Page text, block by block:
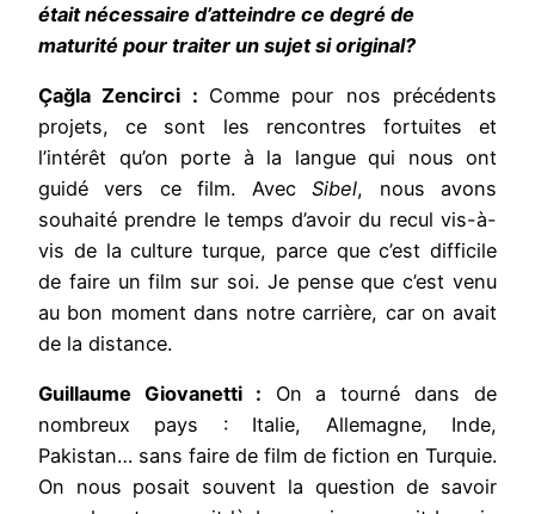
était nécessaire d’atteindre ce degré de
maturité pour traiter un sujet si original?
Çağla Zencirci : Comme pour nos précédents
projets, ce sont les rencontres fortuites et
l’intérêt qu’on porte à la langue qui nous ont
guidé vers ce film. AvecSibel, nous avons
souhaité prendre le temps d’avoir du recul vis-à-
vis de la culture turque, parce que c’est difficile
de faire un film sur soi. Je pense que c’est venu
au bon moment dans notre carrière, car on avait
de la distance.
Guillaume Giovanetti : On a tourné dans de
nombreux pays : Italie, Allemagne, Inde,
Pakistan… sans faire de film de fiction en Turquie.
On nous posait souvent la question de savoir